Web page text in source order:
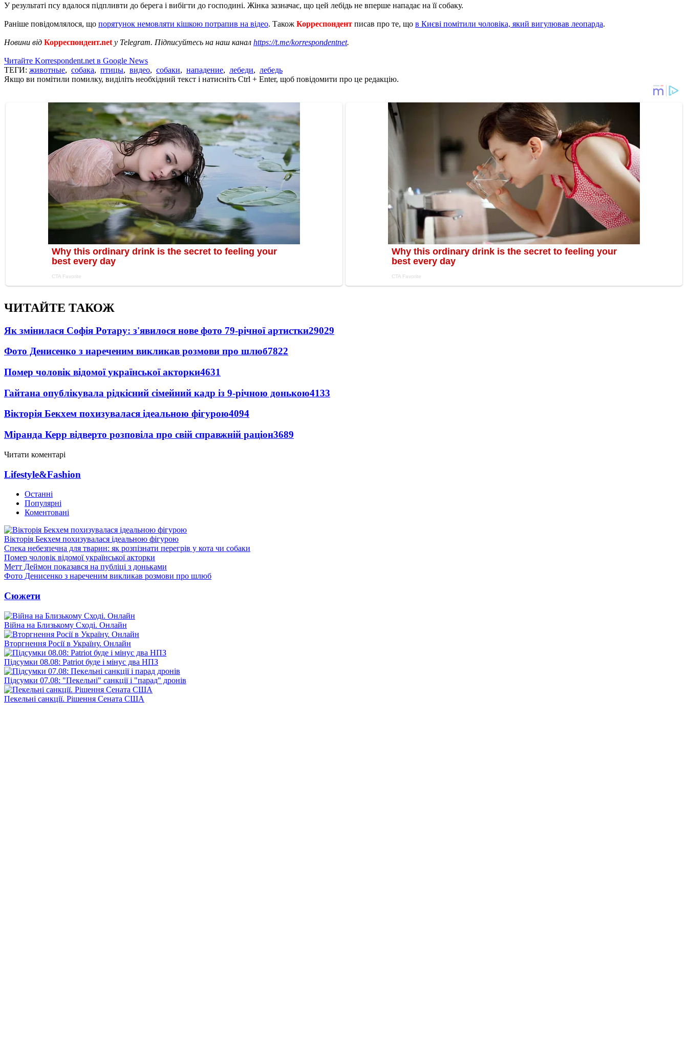
У результаті псу вдалося підпливти до берега і вибігти до господині. Жінка зазначає, що цей лебідь не вперше нападає на її собаку.
Раніше повідомлялося, що порятунок немовляти кішкою потрапив на відео. Також Корреспондент писав про те, що в Києві помітили чоловіка, який вигулював леопарда.
Новини від Корреспондент.net у Telegram. Підписуйтесь на наш канал https://t.me/korrespondentnet.
Читайте Korrespondent.net в Google News
ТЕГИ: животные, собака, птицы, видео, собаки, нападение, лебеди, лебедь
Якщо ви помітили помилку, виділіть необхідний текст і натисніть Ctrl + Enter, щоб повідомити про це редакцію.
ЧИТАЙТЕ ТАКОЖ
Як змінилася Софія Ротару: з'явилося нове фото 79-річної артистки29029
Фото Денисенко з нареченим викликав розмови про шлюб7822
Помер чоловік відомої української акторки4631
Гайтана опублікувала рідкісний сімейний кадр із 9-річною донькою4133
Вікторія Бекхем похизувалася ідеальною фігурою4094
Міранда Керр відверто розповіла про свій справжній раціон3689
Читати коментарі
Lifestyle&Fashion
Останні
Популярні
Коментовані
Вікторія Бекхем похизувалася ідеальною фігурою
Спека небезпечна для тварин: як розпізнати перегрів у кота чи собаки
Помер чоловік відомої української акторки
Метт Деймон показався на публіці з доньками
Фото Денисенко з нареченим викликав розмови про шлюб
Сюжети
Війна на Близькому Сході. Онлайн
Вторгнення Росії в Україну. Онлайн
Підсумки 08.08: Patriot буде і мінус два НПЗ
Підсумки 07.08: "Пекельні" санкції і "парад" дронів
Пекельні санкції. Рішення Сената США